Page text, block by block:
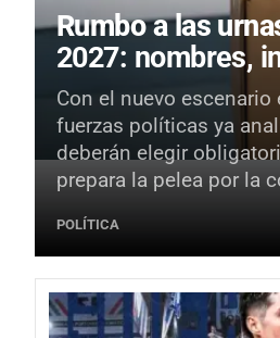
Rumbo a las
2027: nombres,
Con el nuevo
fuerzas políticas ya
deberán elegir
prepara la pelea por la
POLÍTICA